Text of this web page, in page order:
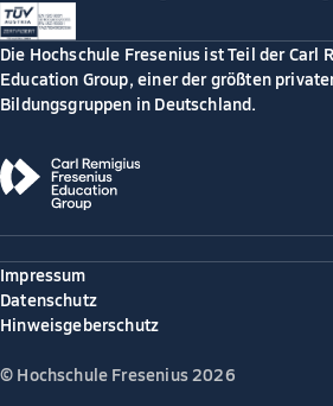
Die Hochschule Fresenius ist Teil der Carl
Education Group, einer der größten
Bildungsgruppen in Deutschland.
Impressum
Datenschutz
Hinweisgeberschutz
© Hochschule Fresenius 2026